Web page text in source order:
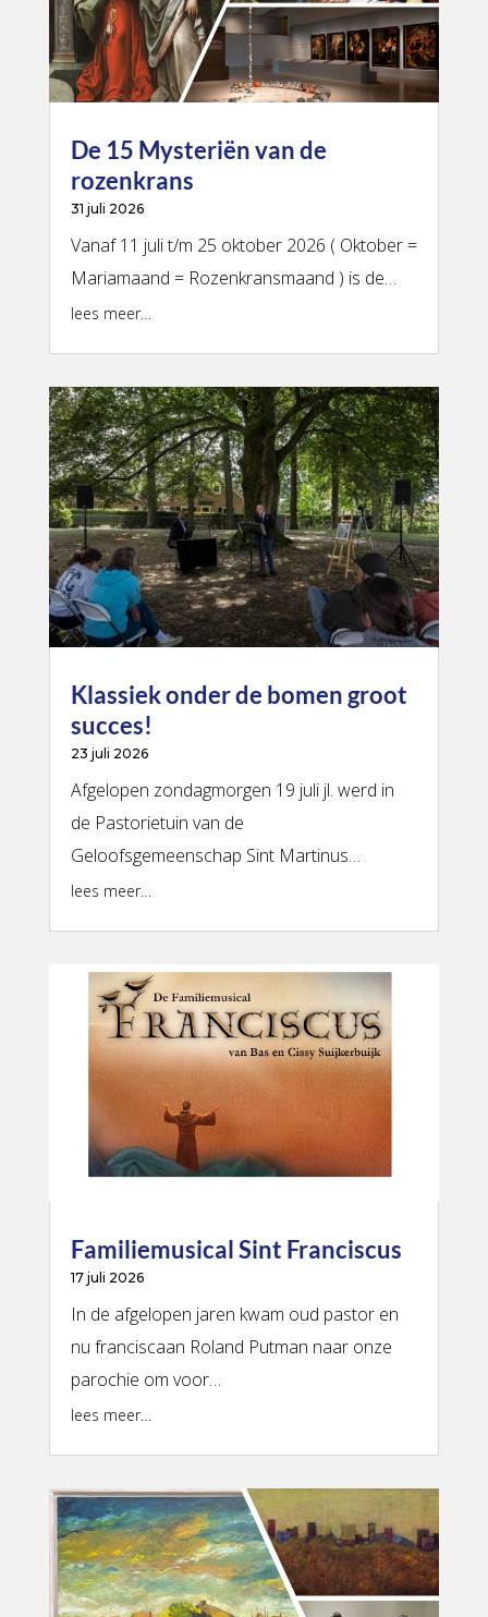
De 15 Mysteriën van de
rozenkrans
31 juli 2026
Vanaf 11 juli t/m 25 oktober 2026 ( Oktober =
Mariamaand = Rozenkransmaand ) is de…
lees meer…
Klassiek onder de bomen groot
succes!
23 juli 2026
Afgelopen zondagmorgen 19 juli jl. werd in
de Pastorietuin van de
Geloofsgemeenschap Sint Martinus…
lees meer…
Familiemusical Sint Franciscus
17 juli 2026
In de afgelopen jaren kwam oud pastor en
nu franciscaan Roland Putman naar onze
parochie om voor…
lees meer…